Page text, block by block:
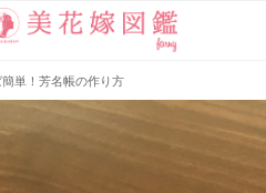
単！芳名帳の作り方